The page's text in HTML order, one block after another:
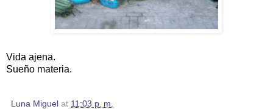
Vida ajena.
Sueño materia.
Luna Miguel at 11:03 p. m.